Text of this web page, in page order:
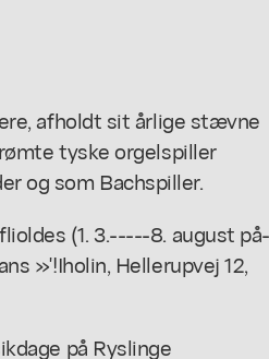
afholdt sit årlige stævne
tyske orgelspiller
og som Bachspiller.
(1. 3.-----8. august på-
»'!Iholin, Hellerupvej 12,
på Ryslinge